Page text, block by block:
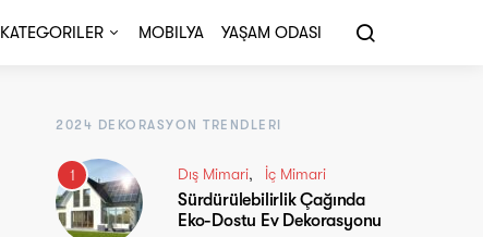
KATEGORILER MOBILYA YAŞAM ODASI
2024 DEKORASYON TRENDLERI
1 Dış Mimari İç Mimari
Sürdürülebilirlik Çağında
Eko-Dostu Ev Dekorasyonu